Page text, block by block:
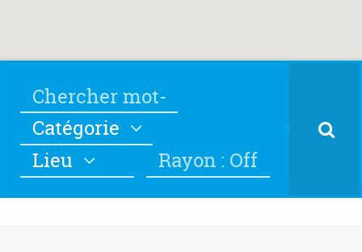
Catégorie
Lieu
Rayon : Off